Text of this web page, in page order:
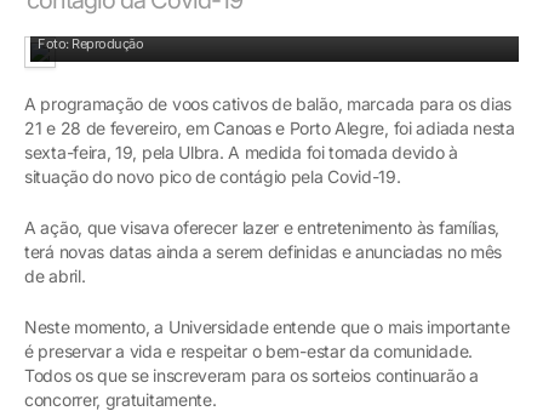
Foto: Reprodução
A programação de voos cativos de balão, marcada para os dias
21 e 28 de fevereiro, em Canoas e Porto Alegre, foi adiada nesta
sexta-feira, 19, pela Ulbra. A medida foi tomada devido à
situação do novo pico de contágio pela Covid-19.
A ação, que visava oferecer lazer e entretenimento às famílias,
terá novas datas ainda a serem definidas e anunciadas no mês
de abril.
Neste momento, a Universidade entende que o mais importante
é preservar a vida e respeitar o bem-estar da comunidade.
Todos os que se inscreveram para os sorteios continuarão a
concorrer, gratuitamente.